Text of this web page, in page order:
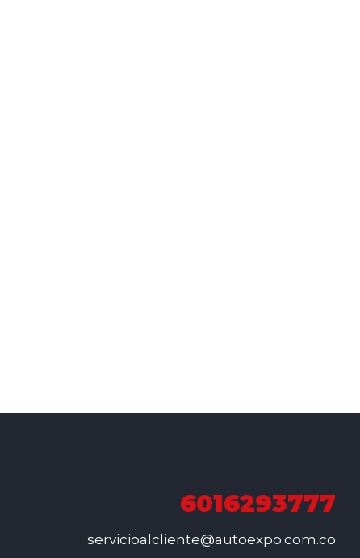
6016293777
servicioalcliente@autoexpo.com.co